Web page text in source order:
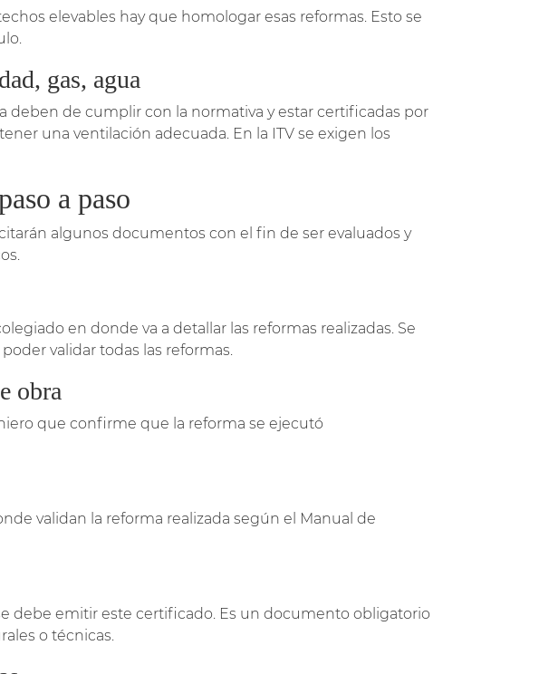
elevables hay que homologar esas reformas. Esto se
gas, agua
deben de cumplir con la normativa y estar certificadas por
una ventilación adecuada. En la ITV se exigen los
a paso
algunos documentos con el fin de ser evaluados y
en donde va a detallar las reformas realizadas. Se
validar todas las reformas.
obra
que confirme que la reforma se ejecutó
validan la reforma realizada según el Manual de
debe emitir este certificado. Es un documento obligatorio
o técnicas.